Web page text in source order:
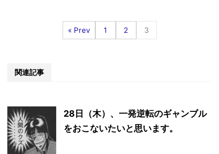
« Prev 1 2 3
関連記事
28日（木）、一発逆転のギャンブル
をおこないたいと思います。